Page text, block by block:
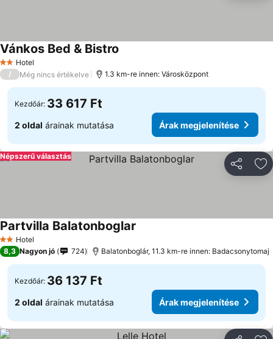
2 Kategória
Hotel
Vánkos Bed & Bistro
/ Még nincs értékelve 1.3 km-re innen: Városközpont
Kezdőár: 33 617 Ft
2 oldal árainak mutatása Árak megjelenítése
Népszerű választás
2 Kategória
Hotel
Partvilla Balatonboglar
8,3 Nagyon jó 724 Balatonboglár, 11.3 km-re innen: Badacsonytomaj
Kezdőár: 36 137 Ft
2 oldal árainak mutatása Árak megjelenítése